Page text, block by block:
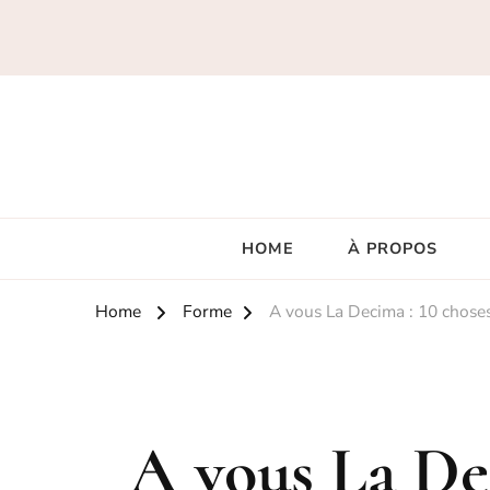
HOME À PROPOS
Home Forme A vous La Decima : 10
A vous La